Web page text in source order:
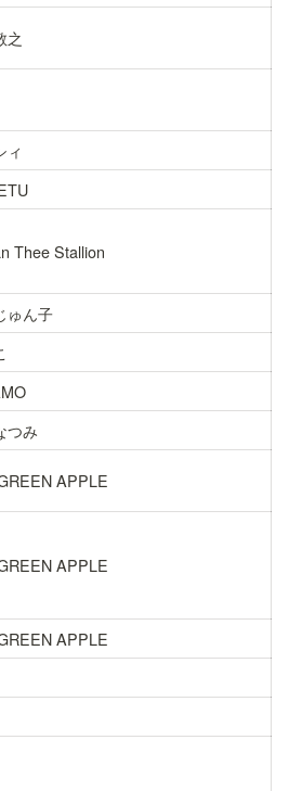
之
ィ
Thee Stallion
ゅん子
つみ
APPLE
APPLE
APPLE